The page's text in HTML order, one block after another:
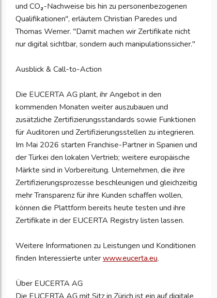
und CO₂-Nachweise bis hin zu personenbezogenen
Qualifikationen", erläutern Christian Paredes und
Thomas Werner. "Damit machen wir Zertifikate nicht
nur digital sichtbar, sondern auch manipulationssicher."
Ausblick & Call-to-Action
Die EUCERTA AG plant, ihr Angebot in den
kommenden Monaten weiter auszubauen und
zusätzliche Zertifizierungsstandards sowie Funktionen
für Auditoren und Zertifizierungsstellen zu integrieren.
Im Mai 2026 starten Franchise-Partner in Spanien und
der Türkei den lokalen Vertrieb; weitere europäische
Märkte sind in Vorbereitung. Unternehmen, die ihre
Zertifizierungsprozesse beschleunigen und gleichzeitig
mehr Transparenz für ihre Kunden schaffen wollen,
können die Plattform bereits heute testen und ihre
Zertifikate in der EUCERTA Registry listen lassen.
Weitere Informationen zu Leistungen und Konditionen
finden Interessierte unterwww.eucerta.eu.
Über EUCERTA AG